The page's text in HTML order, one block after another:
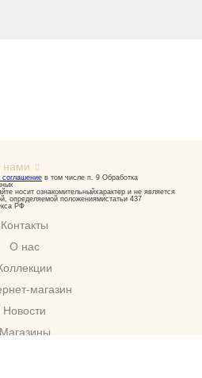
Контакты
О нас
магазин
Новости
Магазины
нами
соглашение в том числе п. 9 Обработка
носит ознакомительныйхарактер и не является
определяемой положениямистатьи 437
РФ